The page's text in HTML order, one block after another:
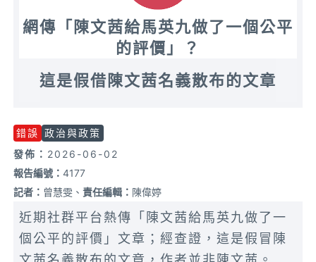
網傳「陳文茜給馬英九做了一個公平
的評價」？
這是假借陳文茜名義散布的文章
錯誤 政治與政策
發佈： 2026-06-02
報告編號：4177
記者： 曾慧雯、責任編輯： 陳偉婷
近期社群平台熱傳「陳文茜給馬英九做了一
個公平的評價」文章；經查證，這是假冒陳